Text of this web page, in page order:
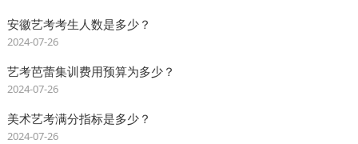
安徽艺考考生人数是多少？
2024-07-26
艺考芭蕾集训费用预算为多少？
2024-07-26
美术艺考满分指标是多少？
2024-07-26